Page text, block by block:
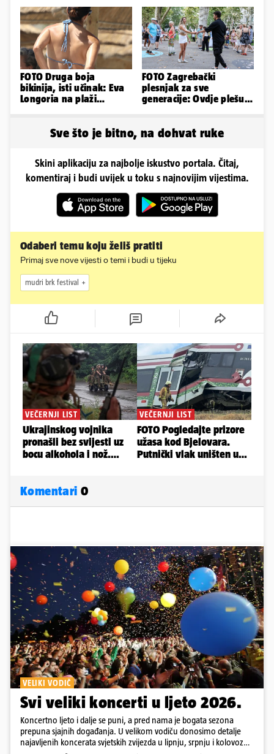
govorila...
FOTO Druga boja
bikinija, isti učinak: Eva
Longoria na plaži
FOTO Zagrebački
plesnjak za sve
generacije: Ovdje plešu
Sve što je bitno, na dohvat ruke
Skini aplikaciju za najbolje iskustvo portala. Čitaj,
komentiraj i budi uvijek u toku s najnovijim vijestima.
Odaberi temu koju želiš pratiti
Primaj sve nove vijesti o temi i budi u tijeku
mudri brk festival
Komentari 0
VELIKI VODIČ
Svi veliki koncerti u ljeto 2026.
Koncertno ljeto i dalje se puni, a pred nama je bogata sezona
prepuna sjajnih događanja. U velikom vodiču donosimo detalje
najavljenih koncerata svjetskih zvijezda u lipnju, srpnju i kolovozu